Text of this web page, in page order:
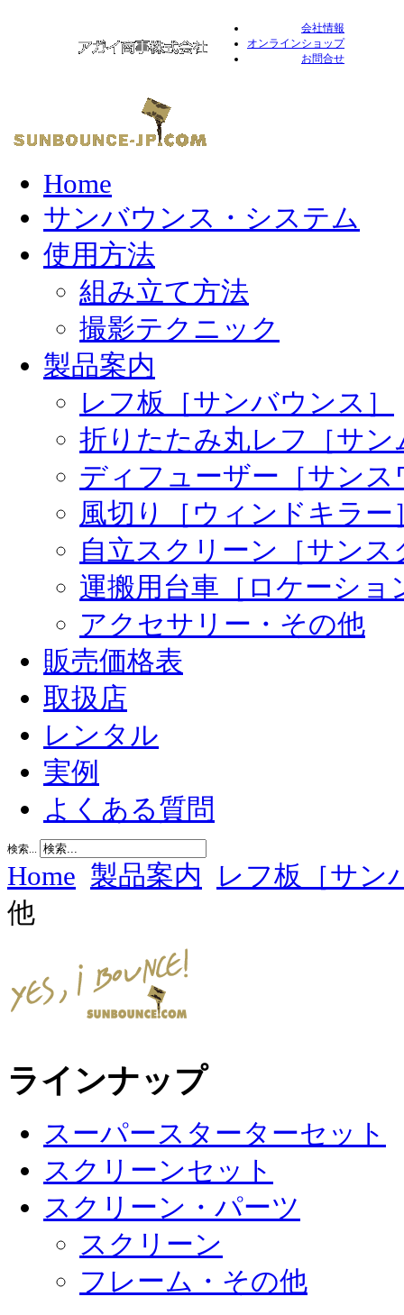
会社情報
オンラインショップ
お問合せ
Home
サンバウンス・システム
使用方法
組み立て方法
撮影テクニック
製品案内
レフ板［サンバウンス］
折りたたみ丸レフ［サン
ディフューザー［サンス
風切り［ウィンドキラー
自立スクリーン［サンス
運搬用台車［ロケーショ
アクセサリー・その他
販売価格表
取扱店
レンタル
実例
よくある質問
検索...
Home 製品案内
レフ板［サン
他
ラインナップ
スーパースターターセット
スクリーンセット
スクリーン・パーツ
スクリーン
フレーム・その他